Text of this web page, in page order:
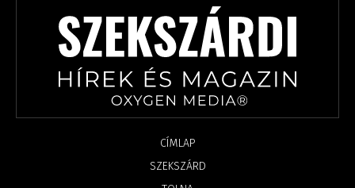
CÍMLAP
SZEKSZÁRD